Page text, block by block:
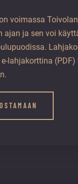
voimassa
ajan ja sen voi
lahjakorttina